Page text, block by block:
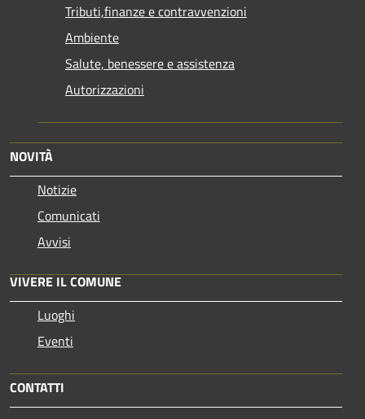
Tributi,finanze e contravvenzioni
Ambiente
Salute, benessere e assistenza
Autorizzazioni
NOVITÀ
Notizie
Comunicati
Avvisi
VIVERE IL COMUNE
Luoghi
Eventi
CONTATTI